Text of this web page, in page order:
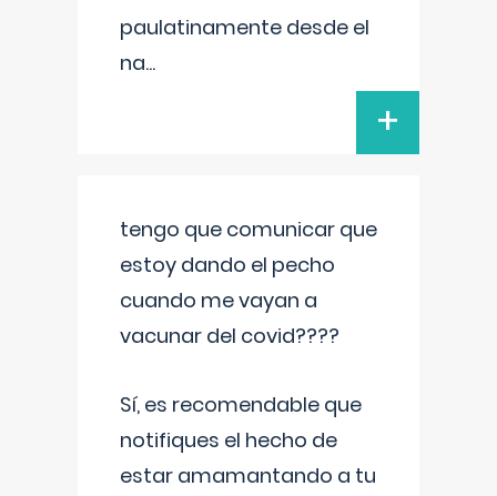
paulatinamente desde el
na...
+
tengo que comunicar que
estoy dando el pecho
cuando me vayan a
vacunar del covid????
Sí, es recomendable que
notifiques el hecho de
estar amamantando a tu